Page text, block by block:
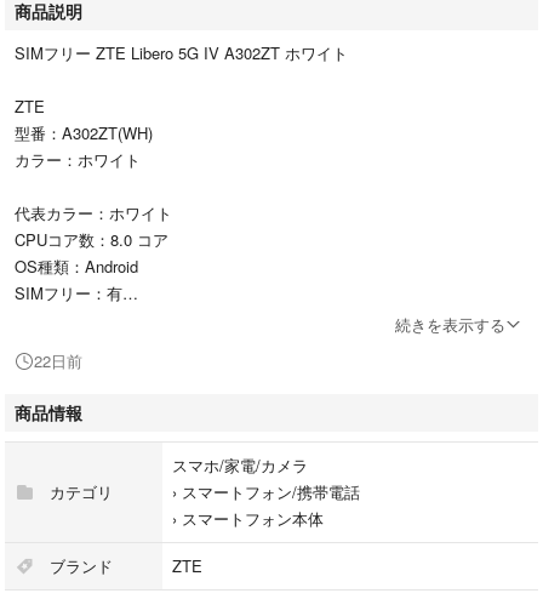
商品説明
SIMフリー ZTE Libero 5G IV A302ZT ホワイト
ZTE
型番：A302ZT(WH)
カラー：ホワイト
代表カラー：ホワイト
CPUコア数：8.0 コア
OS種類：Android
SIMフリー：有
バッテリー容量：4420.0 mAh
メモリ容量（RAM）：4.0 GB
画面サイズ：6.6 in
e-SIM対応の有無：有
機種・対応機種（スマートフォン）：Libero 5G IV
SIMロック解除済：SIMロック解除済
おサイフケータイ：有
シリーズ名：Libero（ZTE）
続きを表示する
22日前
商品情報
カテゴリ
スマホ/家電/カメラ
› スマートフォン/携帯電話
› スマートフォン本体
ブランド ZTE